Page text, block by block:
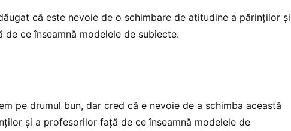
că este nevoie de o schimbare de atitudine a părinților și
ce înseamnă modelele de subiecte.
pe drumul bun, dar cred că e nevoie de a schimba această
și a profesorilor față de ce înseamnă modelele de